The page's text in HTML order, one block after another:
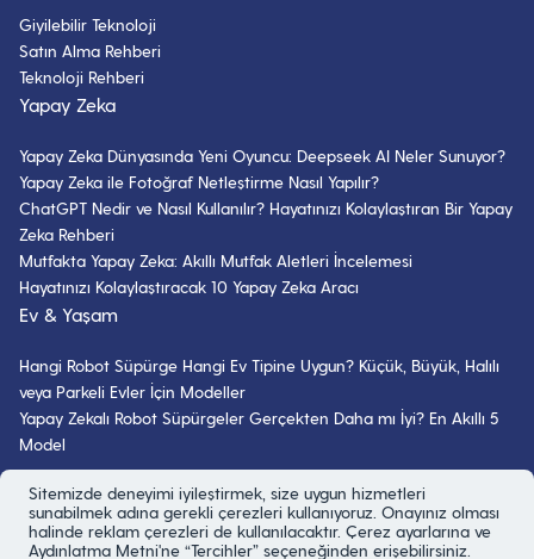
Giyilebilir Teknoloji
Satın Alma Rehberi
Teknoloji Rehberi
Yapay Zeka
Yapay Zeka Dünyasında Yeni Oyuncu: Deepseek AI Neler Sunuyor?
Yapay Zeka ile Fotoğraf Netleştirme Nasıl Yapılır?
ChatGPT Nedir ve Nasıl Kullanılır? Hayatınızı Kolaylaştıran Bir Yapay
Zeka Rehberi
Mutfakta Yapay Zeka: Akıllı Mutfak Aletleri İncelemesi
Hayatınızı Kolaylaştıracak 10 Yapay Zeka Aracı
Ev & Yaşam
Hangi Robot Süpürge Hangi Ev Tipine Uygun? Küçük, Büyük, Halılı
veya Parkeli Evler İçin Modeller
Yapay Zekalı Robot Süpürgeler Gerçekten Daha mı İyi? En Akıllı 5
Model
Bizi Takip Edin